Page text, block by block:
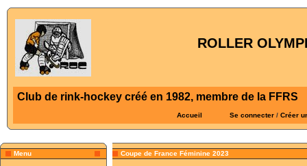
ROLLER
Club de rink-hockey créé en 1982, membre de la FFRS
Accueil Se connecter / Créer
Menu Coupe de France Féminine 2023